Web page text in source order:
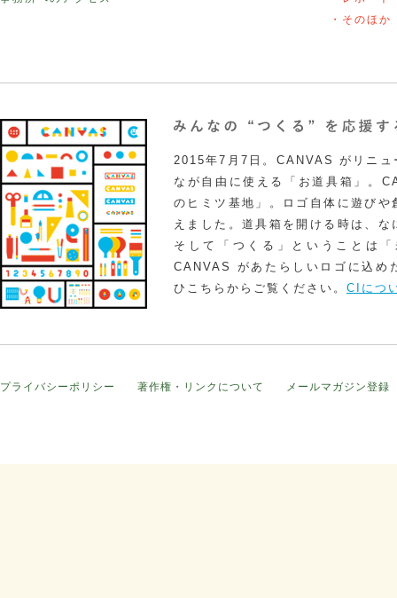
・そのほか
2015年7月7日。CANVAS がリニュ
なが自由に使える「お道具箱」。
のヒミツ基地」。ロゴ自体に遊び
えました。道具箱を開ける時は、
そして「つくる」ということは
CANVAS があたらしいロゴに込め
ひこちらからご覧ください。 CIにつ
プライバシーポリシー 著作権・リンクについて メールマガジン登録